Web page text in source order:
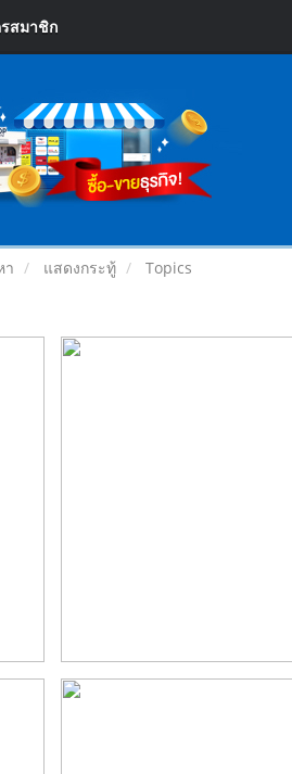
สมาชิก
า แสดงกระทู้ Topics